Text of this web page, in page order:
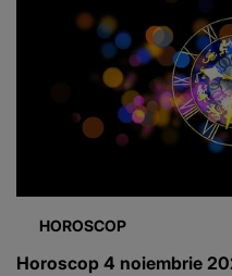
HOROSCOP
Horoscop 4 noiembrie